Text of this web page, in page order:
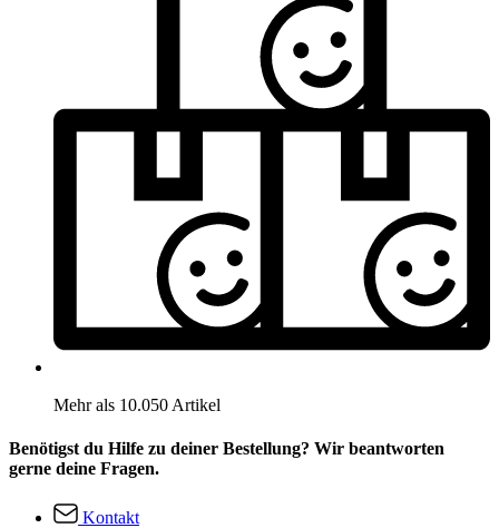
Mehr als 10.050 Artikel
Benötigst du Hilfe zu deiner Bestellung? Wir beantworten
gerne deine Fragen.
Kontakt